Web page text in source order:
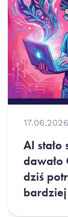
17.06.2026
AI
dawało
dziś